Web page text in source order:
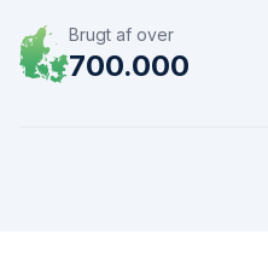
Brugt af over
700.000